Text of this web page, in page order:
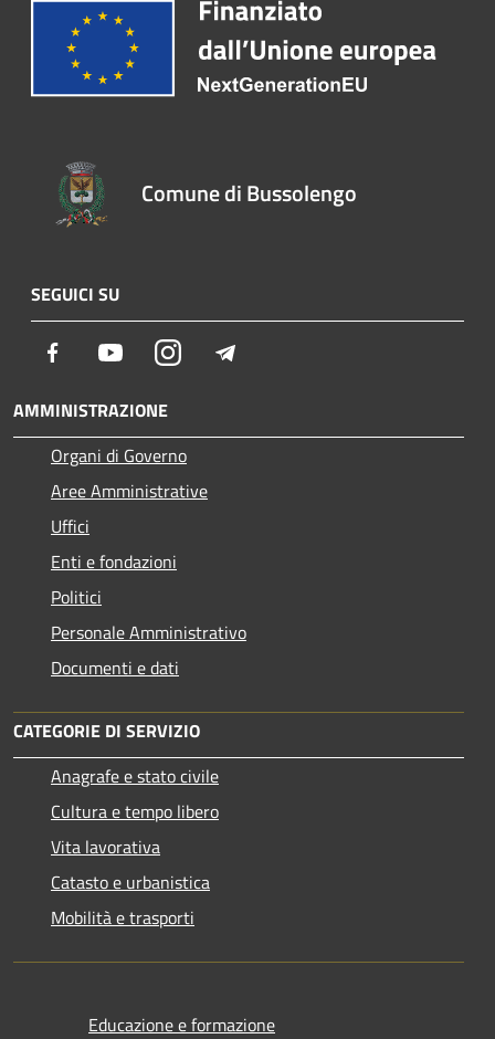
Comune di Bussolengo
SEGUICI SU
Facebook YoutubeInstagram
AMMINISTRAZIONE
Organi di Governo
Aree Amministrative
Uffici
Enti e fondazioni
Politici
Personale Amministrativo
Documenti e dati
CATEGORIE DI SERVIZIO
Anagrafe e stato civile
Cultura e tempo libero
Vita lavorativa
Catasto e urbanistica
Mobilità e trasporti
Educazione e formazione